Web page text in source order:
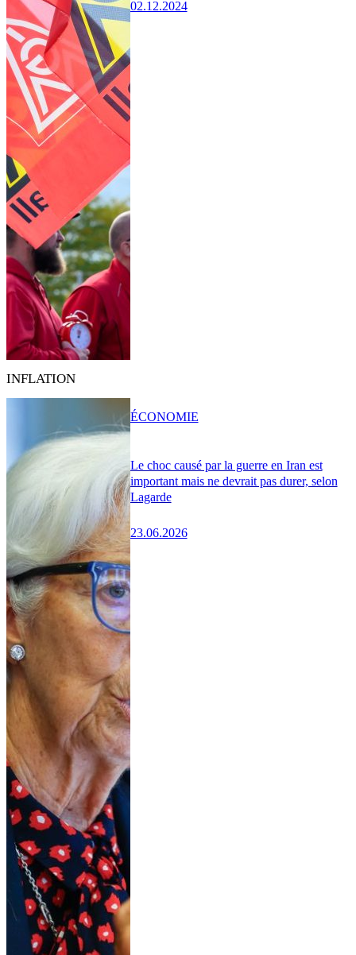
02.12.2024
INFLATION
Le choc causé par la guerre en Iran est
important mais ne devrait pas durer, selon
Lagarde
23.06.2026
ÉCONOMIE